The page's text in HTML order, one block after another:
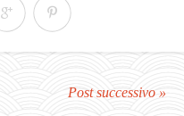
Post successivo »